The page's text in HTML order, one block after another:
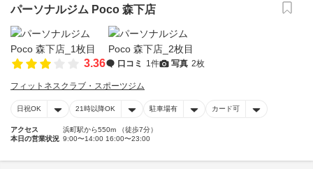
パーソナルジム Poco 森下店
3.36 口コミ 1件 写真 2枚
フィットネスクラブ・スポーツジム
日祝OK 21時以降OK 駐車場有 カード可
アクセス
浜町駅から550m （徒歩7分）
本日の営業状況 9:00〜14:00 16:00〜23:00